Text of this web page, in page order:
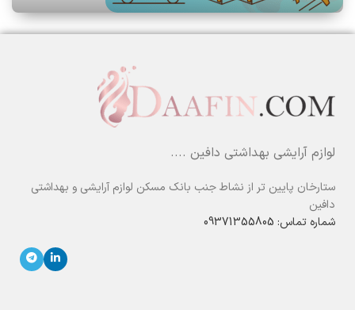
لوازم آرایشی بهداشتی دافین ....
ستارخان پایین تر از نشاط جنب بانک مسکن لوازم آرایشی و بهداشتی
دافین
شماره تماس: 09371355805